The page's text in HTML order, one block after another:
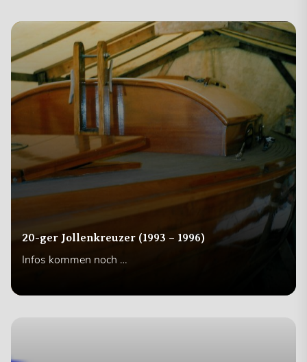
20-ger Jollenkreuzer (1993 – 1996)
Infos kommen noch …